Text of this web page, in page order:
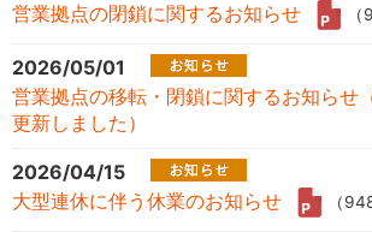
営業拠点の閉鎖に関するお知らせ
2026/05/01
営業拠点の移転・閉鎖に関するお知らせ
更新しました）
2026/04/15
大型連休に伴う休業のお知らせ
（